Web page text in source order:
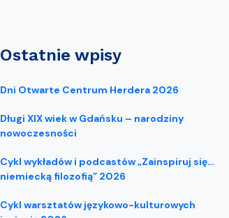
Ostatnie wpisy
Dni Otwarte Centrum Herdera 2026
Długi XIX wiek w Gdańsku – narodziny
nowoczesności
Cykl wykładów i podcastów „Zainspiruj się…
niemiecką filozofią” 2026
Cykl warsztatów językowo-kulturowych